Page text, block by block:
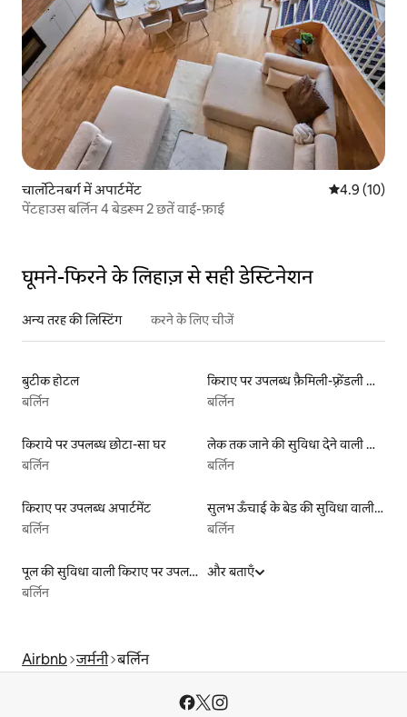
चार्लोटेनबर्ग में अपार्टमेंट औसत रेटिंग 5
4.9 (10)
पेंटहाउस बर्लिन 4 बेडरूम 2 छतें वाई-फ़ाई
घूमने-फिरने के लिहाज़ से सही डेस्टिनेशन
अन्य तरह की लिस्टिंग करने के लिए चीजें
बुटीक होटल
बर्लिन
किराए पर उपलब्ध फ़ैमिली-फ़्रेंडली लिस्टिंग
बर्लिन
किराये पर उपलब्ध छोटा-सा घर
बर्लिन
लेक तक जाने की सुविधा देने वाली किराये पर उपलब्ध लिस्टिंग
बर्लिन
किराए पर उपलब्ध अपार्टमेंट
बर्लिन
सुलभ ऊँचाई के बेड की सुविधा वाली किराये पर उपलब्ध लिस्टिंग
बर्लिन
पूल की सुविधा वाली किराए पर उपलब्ध लिस्टिंग
बर्लिन
और बताएँ
Airbnb जर्मनी बर्लिन